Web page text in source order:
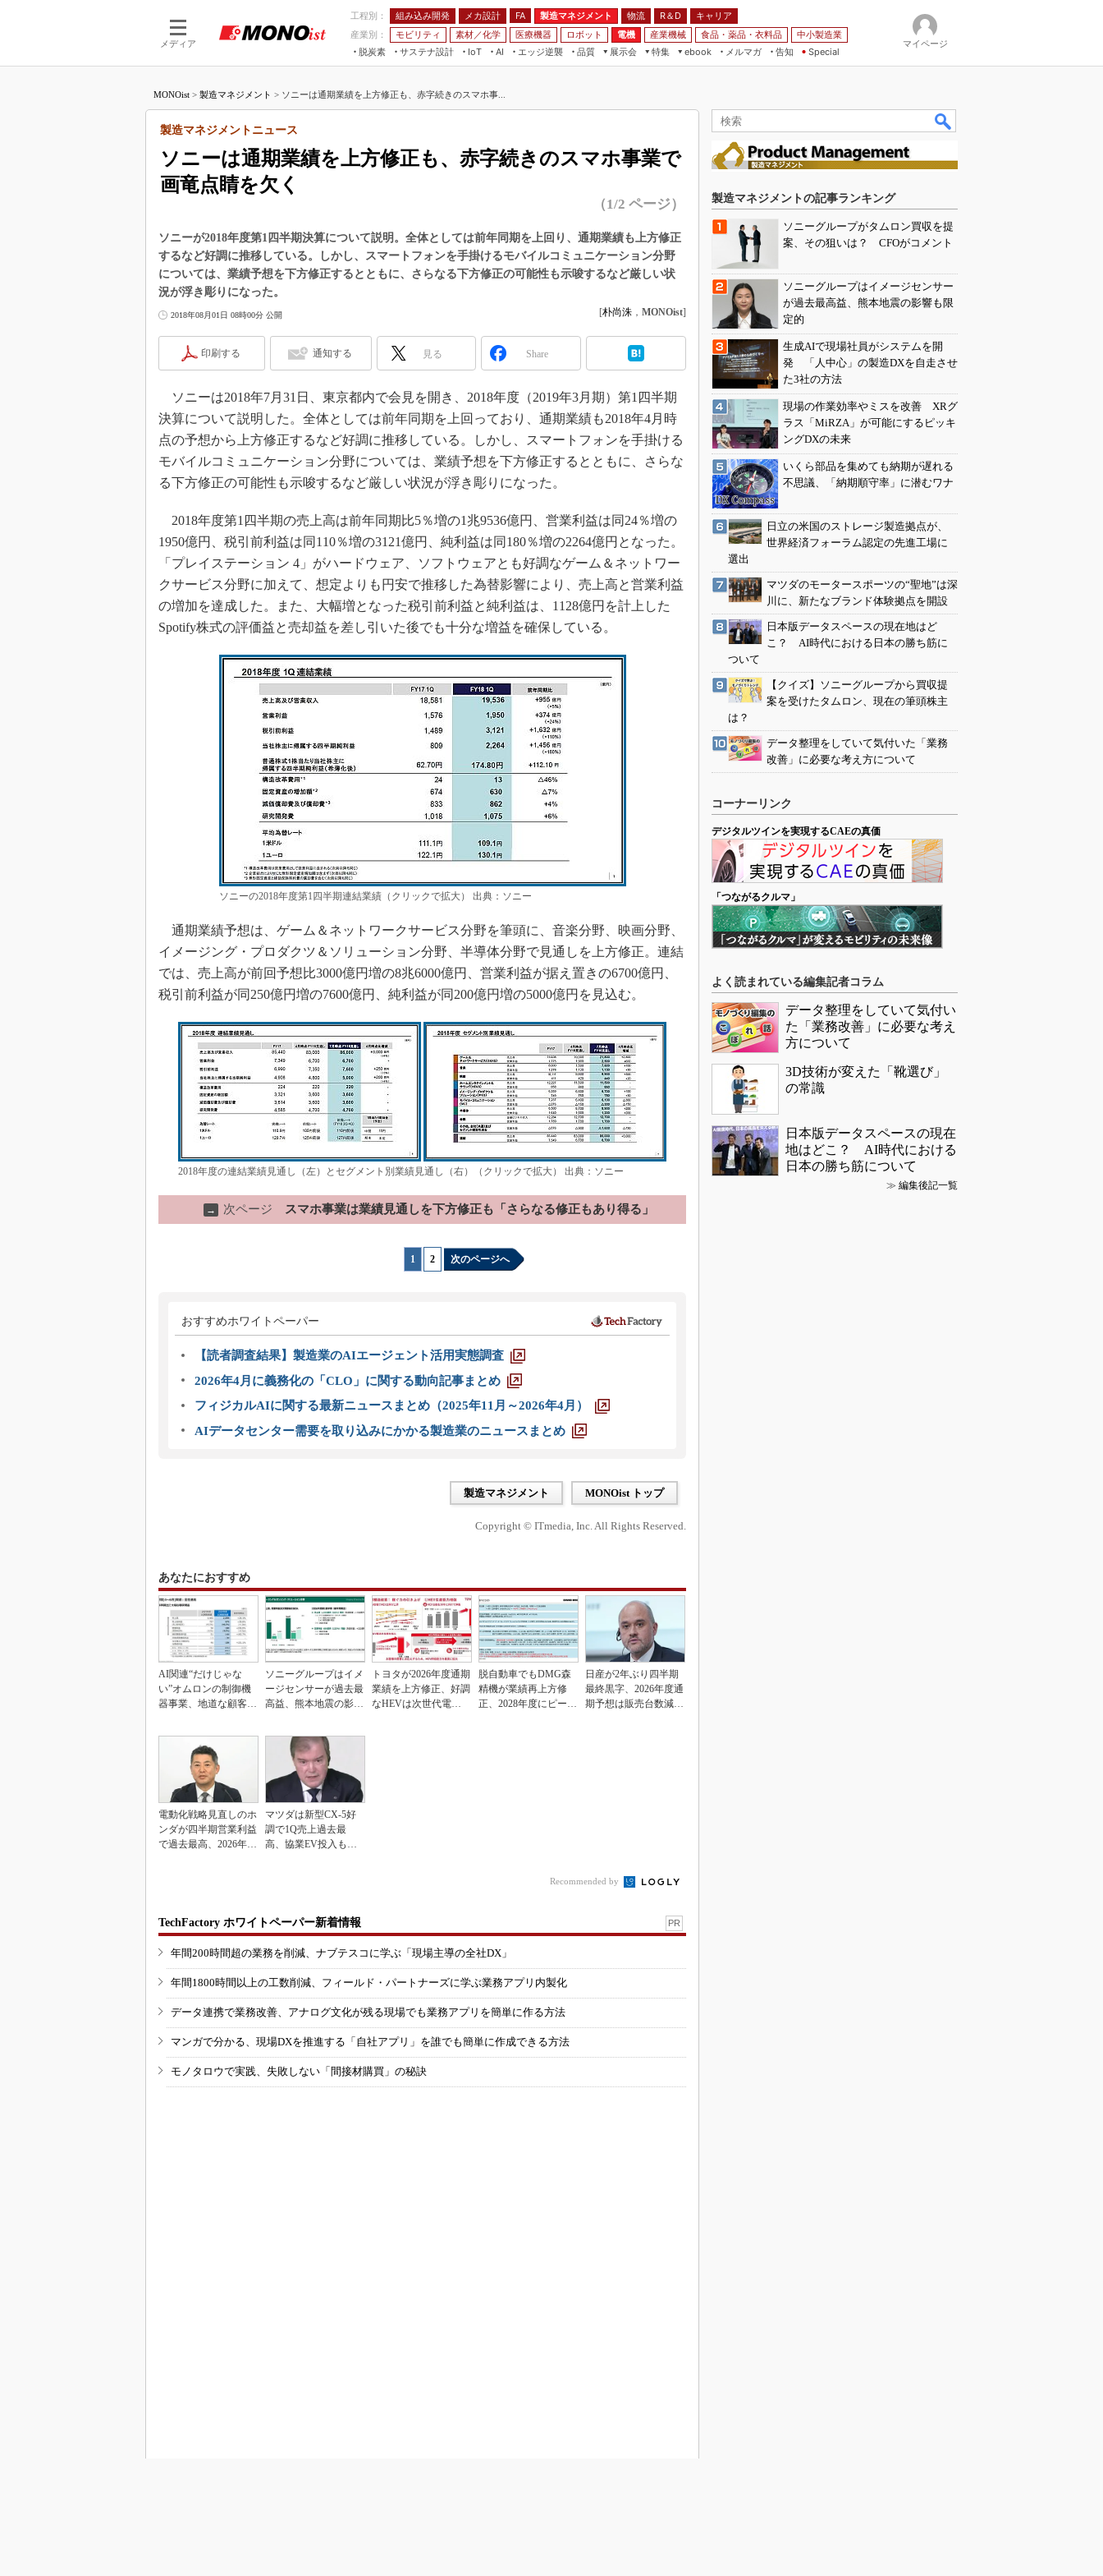
メディア
工程別： 組み込み開発 メカ設計 FA 製造マネジメント 物流 R＆D
キャリア
産業別：
モビリティ 素材／化学 医療機器 ロボット 電機 産業機械 食品・薬品・衣料品
中小製造業
脱炭素
サステナ設計
IoT
つながる工場
AI
AI×設備保全
エッジ逆襲 品質
展示会
JIMTOF
IIFES
TECHNO-FRONTIER
人テク展
日本ものづくりワールド
AUTOMOTIVE WORLD
特集
つながるクルマ
VR／AR
フィールドサービス
組み込みモデリング
Windows Embedded
無償設計ツール
3Dプリンタ
デジタルツインとCAE
S＆OP
インダストリー4.0
イノベーション
メイドインジャパン
植物工場
知財マネジメント
海外生産
グローバル設計・開発
制御セキュリティ
新型コロナへの対応
ebook
FA
モビリティ
メルマガ
告知 Special
マイページ
MONOist > 製造マネジメント > ソニーは通期業績を上方修正も、赤字続きのスマホ事...
ソニーは通期業績を上方修正も、赤字続きのスマホ事業で
画竜点睛を欠く
製造マネジメントニュース
（1/2 ページ）
ソニーが2018年度第1四半期決算について説明。全体としては前年同期を上回り、通期業績も上方修正
するなど好調に推移している。しかし、スマートフォンを手掛けるモバイルコミュニケーション分野
については、業績予想を下方修正するとともに、さらなる下方修正の可能性も示唆するなど厳しい状
況が浮き彫りになった。
2018年08月01日 08時00分 公開 [朴尚洙 ， MONOist]
印刷する 通知する 見る Share
ソニーは2018年7月31日、東京都内で会見を開き、2018年度（2019年3月期）第1四半期
決算について説明した。全体としては前年同期を上回っており、通期業績も2018年4月時
点の予想から上方修正するなど好調に推移している。しかし、スマートフォンを手掛ける
モバイルコミュニケーション分野については、業績予想を下方修正するとともに、さらな
る下方修正の可能性も示唆するなど厳しい状況が浮き彫りになった。
2018年度第1四半期の売上高は前年同期比5％増の1兆9536億円、営業利益は同24％増の
1950億円、税引前利益は同110％増の3121億円、純利益は同180％増の2264億円となった。
「プレイステーション 4」がハードウェア、ソフトウェアとも好調なゲーム＆ネットワー
クサービス分野に加えて、想定よりも円安で推移した為替影響により、売上高と営業利益
の増加を達成した。また、大幅増となった税引前利益と純利益は、1128億円を計上した
Spotify株式の評価益と売却益を差し引いた後でも十分な増益を確保している。
ソニーの2018年度第1四半期連結業績（クリックで拡大） 出典：ソニー
通期業績予想は、ゲーム＆ネットワークサービス分野を筆頭に、音楽分野、映画分野、
イメージング・プロダクツ＆ソリューション分野、半導体分野で見通しを上方修正。連結
では、売上高が前回予想比3000億円増の8兆6000億円、営業利益が据え置きの6700億円、
税引前利益が同250億円増の7600億円、純利益が同200億円増の5000億円を見込む。
2018年度の連結業績見通し（左）とセグメント別業績見通し（右）（クリックで拡大） 出典：ソニー
→ 次ページ スマホ事業は業績見通しを下方修正も「さらなる修正もあり得る」
1 2 次のページへ
おすすめホワイトペーパー
【読者調査結果】製造業のAIエージェント活用実態調査
2026年4月に義務化の「CLO」に関する動向記事まとめ
フィジカルAIに関する最新ニュースまとめ（2025年11月～2026年4月）
AIデータセンター需要を取り込みにかかる製造業のニュースまとめ
製造マネジメント MONOist トップ
Copyright © ITmedia, Inc. All Rights Reserved.
あなたにおすすめ
AI関連“だけじゃな
い”オムロンの制御機
器事業、地道な顧客基
ソニーグループはイメ
ージセンサーが過去最
高益、熊本地震の影響
トヨタが2026年度通期
業績を上方修正、好調
なHEVは次世代電池
脱自動車でもDMG森
精機が業績再上方修
正、2028年度にピーク
日産が2年ぶり四半期
最終黒字、2026年度通
期予想は販売台数減も
電動化戦略見直しのホ
ンダが四半期営業利益
で過去最高、2026年度
マツダは新型CX-5好
調で1Q売上過去最
高、協業EV投入も通
Recommended by
TechFactory ホワイトペーパー新着情報 PR
年間200時間超の業務を削減、ナブテスコに学ぶ「現場主導の全社DX」
年間1800時間以上の工数削減、フィールド・パートナーズに学ぶ業務アプリ内製化
データ連携で業務改善、アナログ文化が残る現場でも業務アプリを簡単に作る方法
マンガで分かる、現場DXを推進する「自社アプリ」を誰でも簡単に作成できる方法
モノタロウで実践、失敗しない「間接材購買」の秘訣
製造マネジメントの記事ランキング
ソニーグループがタムロン買収を提
案、その狙いは？ CFOがコメント
ソニーグループはイメージセンサー
が過去最高益、熊本地震の影響も限
定的
生成AIで現場社員がシステムを開
発 「人中心」の製造DXを自走させ
た3社の方法
現場の作業効率やミスを改善 XRグ
ラス「MiRZA」が可能にするピッキ
ングDXの未来
いくら部品を集めても納期が遅れる
不思議、「納期順守率」に潜むワナ
日立の米国のストレージ製造拠点が、
世界経済フォーラム認定の先進工場に
選出
マツダのモータースポーツの“聖地”は深
川に、新たなブランド体験拠点を開設
日本版データスペースの現在地はど
こ？ AI時代における日本の勝ち筋に
ついて
【クイズ】ソニーグループから買収提
案を受けたタムロン、現在の筆頭株主
は？
データ整理をしていて気付いた「業務
改善」に必要な考え方について
コーナーリンク
デジタルツインを実現するCAEの真価
「つながるクルマ」
よく読まれている編集記者コラム
データ整理をしていて気付い
た「業務改善」に必要な考え
方について
3D技術が変えた「靴選び」
の常識
日本版データスペースの現在
地はどこ？ AI時代における
日本の勝ち筋について
≫ 編集後記一覧